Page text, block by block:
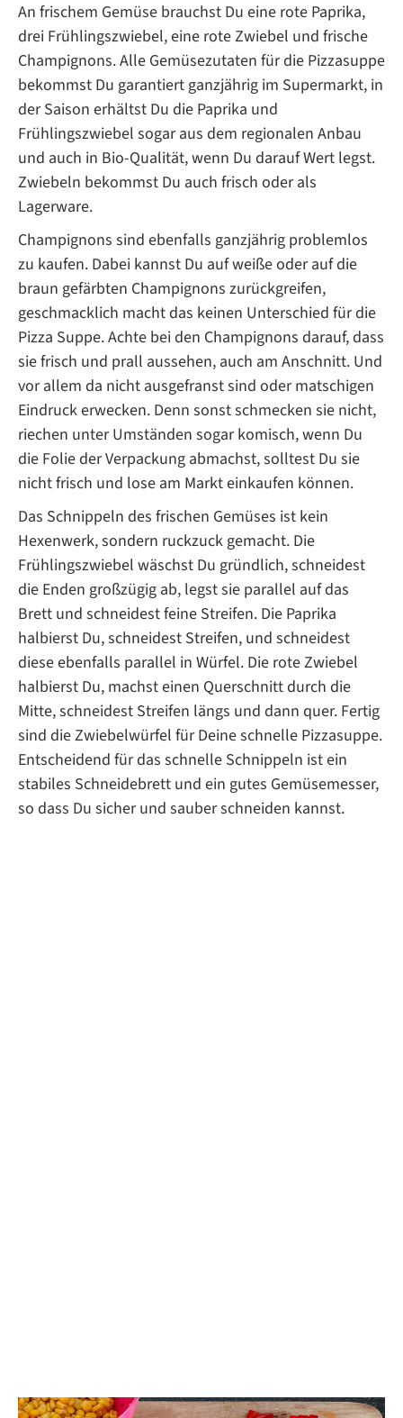
An frischem Gemüse brauchst Du eine rote Paprika,
drei Frühlingszwiebel, eine rote Zwiebel und frische
Champignons. Alle Gemüsezutaten für die Pizzasuppe
bekommst Du garantiert ganzjährig im Supermarkt, in
der Saison erhältst Du die Paprika und
Frühlingszwiebel sogar aus dem regionalen Anbau
und auch in Bio-Qualität, wenn Du darauf Wert legst.
Zwiebeln bekommst Du auch frisch oder als
Lagerware.
Champignons sind ebenfalls ganzjährig problemlos
zu kaufen. Dabei kannst Du auf weiße oder auf die
braun gefärbten Champignons zurückgreifen,
geschmacklich macht das keinen Unterschied für die
Pizza Suppe. Achte bei den Champignons darauf, dass
sie frisch und prall aussehen, auch am Anschnitt. Und
vor allem da nicht ausgefranst sind oder matschigen
Eindruck erwecken. Denn sonst schmecken sie nicht,
riechen unter Umständen sogar komisch, wenn Du
die Folie der Verpackung abmachst, solltest Du sie
nicht frisch und lose am Markt einkaufen können.
Das Schnippeln des frischen Gemüses ist kein
Hexenwerk, sondern ruckzuck gemacht. Die
Frühlingszwiebel wäschst Du gründlich, schneidest
die Enden großzügig ab, legst sie parallel auf das
Brett und schneidest feine Streifen. Die Paprika
halbierst Du, schneidest Streifen, und schneidest
diese ebenfalls parallel in Würfel. Die rote Zwiebel
halbierst Du, machst einen Querschnitt durch die
Mitte, schneidest Streifen längs und dann quer. Fertig
sind die Zwiebelwürfel für Deine schnelle Pizzasuppe.
Entscheidend für das schnelle Schnippeln ist ein
stabiles Schneidebrett und ein gutes Gemüsemesser,
so dass Du sicher und sauber schneiden kannst.